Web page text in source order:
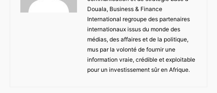
Douala, Business & Finance
International regroupe des partenaires
internationaux issus du monde des
médias, des affaires et de la politique,
mus par la volonté de fournir une
information vraie, crédible et exploitable
pour un investissement sûr en Afrique.